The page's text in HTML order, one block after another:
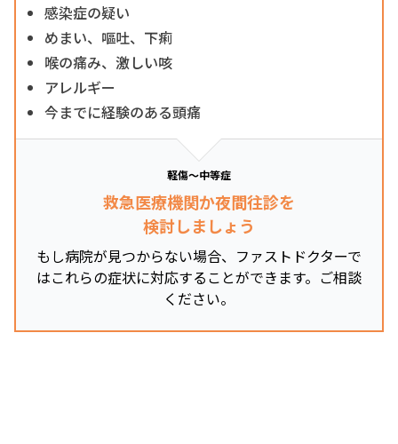
感染症の疑い
めまい、嘔吐、下痢
喉の痛み、激しい咳
アレルギー
今までに経験のある頭痛
軽傷～中等症
救急医療機関か夜間往診を
検討しましょう
もし病院が見つからない場合、ファストドクターで
はこれらの症状に対応することができます。ご相談
ください。